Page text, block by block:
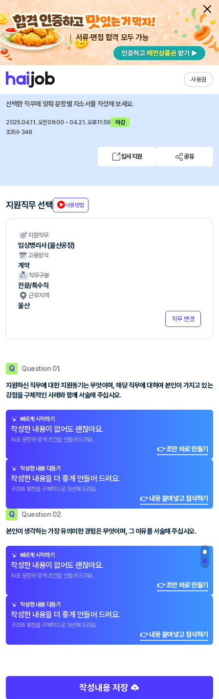
서류·면접 합격 모두 가능
사용권
채용공고 자소서 자유항목 자소서 내 작성목록
현대자동차 즐겨찾기
임상병리사 (울산공장) 계약직 채용
선택한 직무에 맞춰 문항별 자소서를 작성해 보세요.
2025.04.11. 오전09:00 ~ 04.21. 오후11:59
마감
조회수 346
입사지원 공유
지원직무 선택 사용방법
지원직무
임상병리사 (울산공장)
고용방식
계약
직무구분
전문/특수직
근무지역
울산
직무 변경
Q Question 01.
지원하신 직무에 대한 지원동기는 무엇이며, 해당 직무에 대하여 본인이 가지고 있는
강점을 구체적인 사례와 함께 서술해 주십시오.
빠르게 시작하기
작성한 내용이 없어도 괜찮아요.
AI로 문항에 맞게 초안을 만들어 드려요.
👉 초안 바로 만들기
작성한 내용 다듬기
작성한 내용을 더 좋게 만들어 드려요.
구조와 표현을 구체적으로 개선해 드려요.
👉 내용 붙여넣고 첨삭하기
Q Question 02.
본인이 생각하는 가장 유의미한 경험은 무엇이며, 그 이유를 서술해 주십시오.
빠르게 시작하기
작성한 내용이 없어도 괜찮아요.
AI로 문항에 맞게 초안을 만들어 드려요.
👉 초안 바로 만들기
작성한 내용 다듬기
작성한 내용을 더 좋게 만들어 드려요.
구조와 표현을 구체적으로 개선해 드려요.
👉 내용 붙여넣고 첨삭하기
작성내용 저장